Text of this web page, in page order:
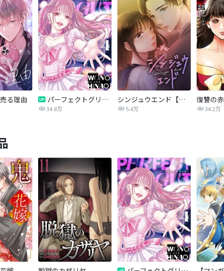
る理由 パーフェクトグリッター
34.8万
シンジュウエンド【タテヨミ】
5.4万 34.2万